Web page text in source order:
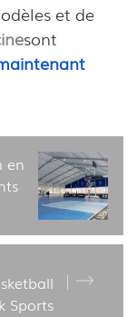
et de
sont
en
Sports